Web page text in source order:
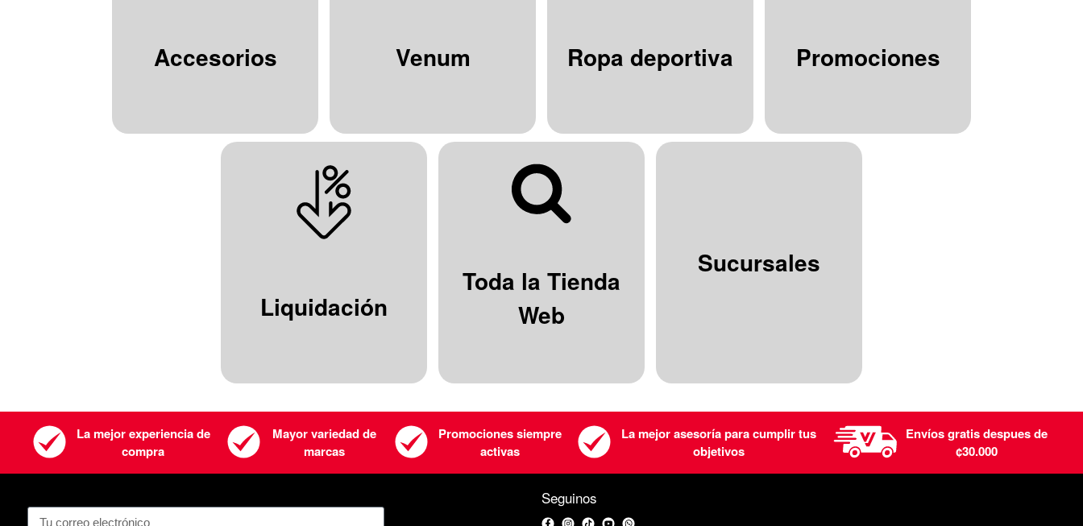
Accesorios Venum Ropa deportiva Promociones
Liquidación
Toda la Tienda
Web
Sucursales
La mejor experiencia de
compra
Mayor variedad de
marcas
Promociones siempre
activas
La mejor asesoría para cumplir tus
objetivos
Envíos gratis despues de
¢30.000
Seguinos
Facebook
Instagram
TikTokYouTubeWhatsApp